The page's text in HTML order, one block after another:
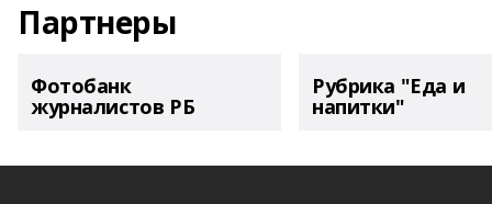
Партнеры
Фотобанк
журналистов РБ
Рубрика "Еда и
напитки"